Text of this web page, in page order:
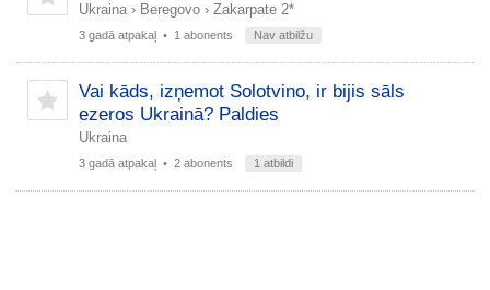
Ukraina › Beregovo › Zakarpate 2*
3 gadā atpakaļ • 1 abonents Nav atbilžu
Vai kāds, izņemot Solotvino, ir bijis sāls
ezeros Ukrainā? Paldies
Ukraina
3 gadā atpakaļ • 2 abonents 1 atbildi